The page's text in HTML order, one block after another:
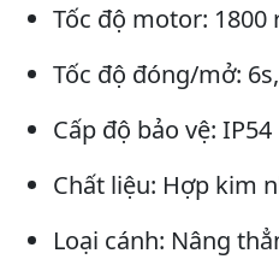
Tốc độ motor: 1800
Tốc độ đóng/mở:
Cấp độ bảo vệ: IP54
Chất liệu: Hợp kim
Loại cánh: Nâng